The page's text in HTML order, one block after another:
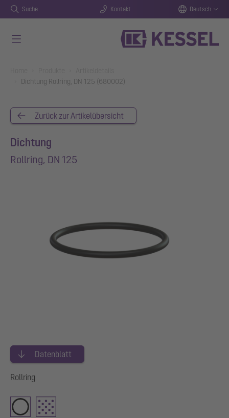
Suche Kontakt Deutsch
Dichtung Rollring, DN 125 (680002)
Zurück zur Artikelübersicht
Dichtung
Rollring, DN 125
Datenblatt
Rollring